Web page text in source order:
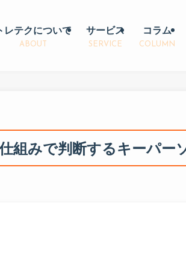
レテクについて
ABOUT
サービス
SERVICE
コラム
COLUMN
組みで判断するキーパー